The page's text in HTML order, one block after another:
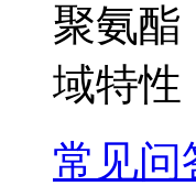
聚氨酯
域特性
常见问